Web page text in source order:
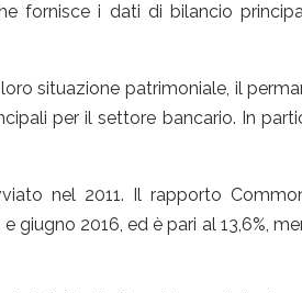
fornisce i dati di bilancio
situazione patrimoniale, il
per il settore bancario. In
nel 2011. Il rapporto
2016, ed è pari al 13,6%,